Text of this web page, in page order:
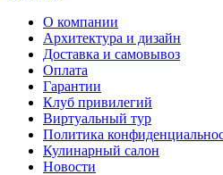
О компании
Архитектура и дизайн
Доставка и самовывоз
Оплата
Гарантии
Клуб привилегий
Виртуальный тур
Политика
Кулинарный салон
Новости